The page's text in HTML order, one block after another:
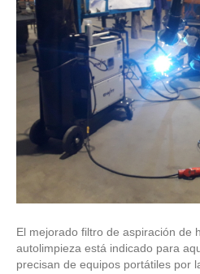
El mejorado filtro de aspiración de
autolimpieza está indicado para
precisan de equipos portátiles por